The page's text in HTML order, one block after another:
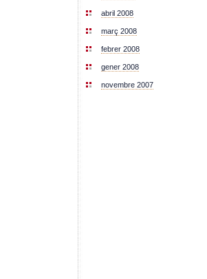
abril 2008
març 2008
febrer 2008
gener 2008
novembre 2007